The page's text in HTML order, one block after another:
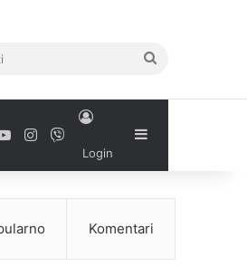
YouTubeInstagram
Login
Sidebar
Komentari